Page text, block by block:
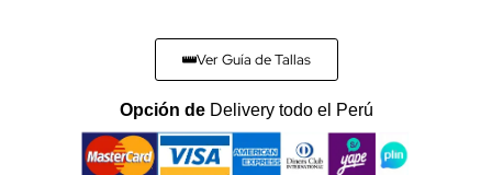
Ver Guía de Tallas
Opción de Delivery todo el Perú